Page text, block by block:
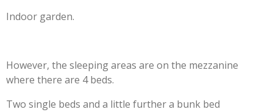
Indoor garden.
However, the sleeping areas are on the mezzanine
where there are 4 beds.
Two single beds and a little further a bunk bed